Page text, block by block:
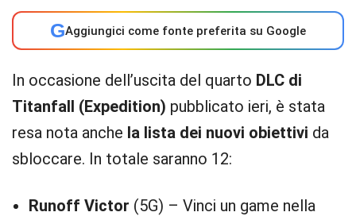
GAggiungici come fonte preferita su Google
In occasione dell’uscita del quarto DLC di
Titanfall (Expedition) pubblicato ieri, è stata
resa nota anche la lista dei nuovi obiettivi da
sbloccare. In totale saranno 12:
Runoff Victor (5G) – Vinci un game nella